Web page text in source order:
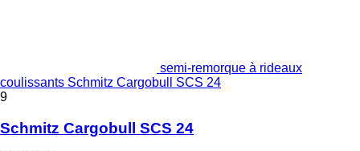
semi-remorque à rideaux
coulissants Schmitz Cargobull SCS 24
9
Schmitz Cargobull SCS 24